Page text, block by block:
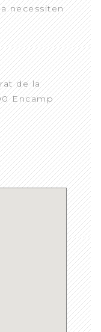
necessiten
de la
Encamp